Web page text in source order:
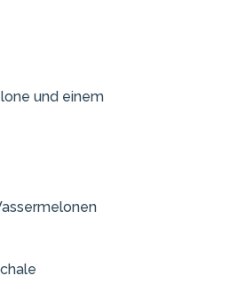
und einem